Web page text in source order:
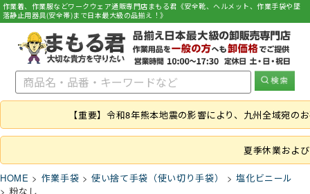
作業着、作業服などワークウェア通販専門店まもる君《安全靴、ヘルメット、作業手袋や墜
落静止用器具(安全帯)まで日本最大級の品揃え！》
【重要】令和8年熊本地震の影響により、九州全域宛
夏季休業およ
HOME 作業手袋 使い捨て手袋（使い切り手袋）
塩化ビニール
粉なし